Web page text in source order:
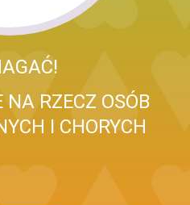
NA RZECZ OSÓB
I CHORYCH